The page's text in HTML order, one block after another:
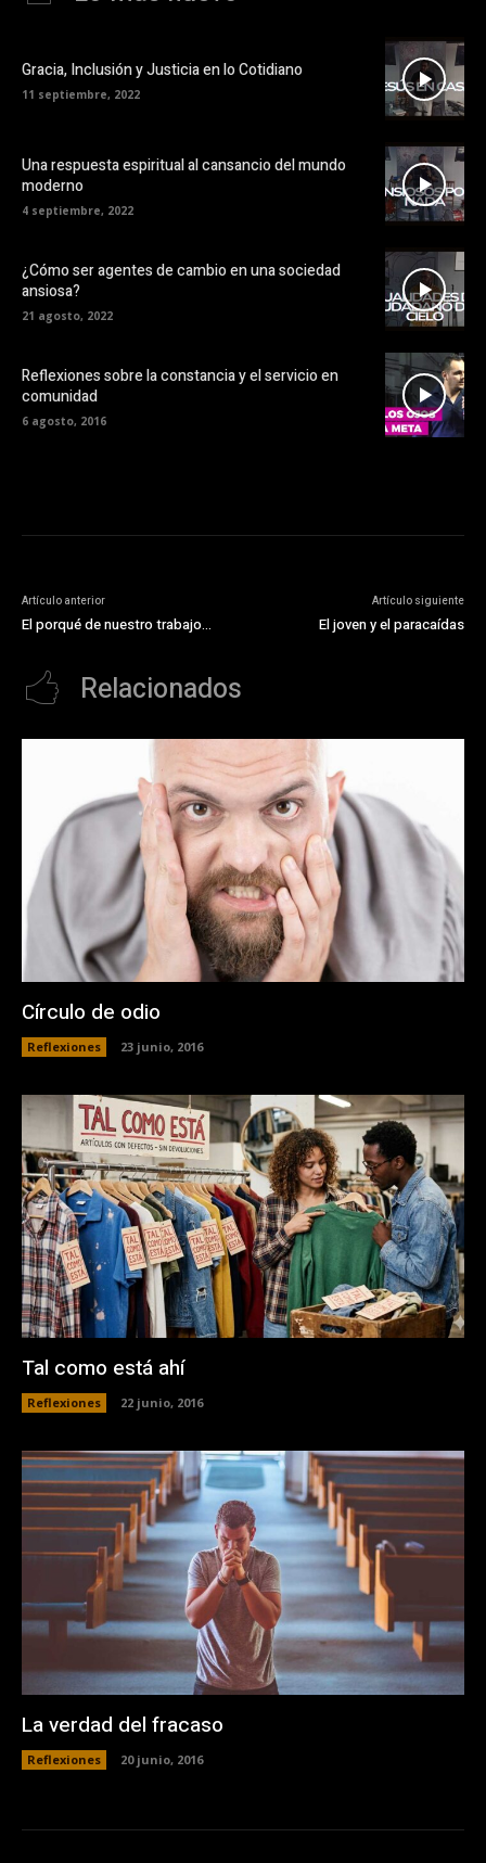
Gracia, Inclusión y Justicia en lo Cotidiano
11 septiembre, 2022
Una respuesta espiritual al cansancio del mundo
moderno
4 septiembre, 2022
¿Cómo ser agentes de cambio en una sociedad
ansiosa?
21 agosto, 2022
Reflexiones sobre la constancia y el servicio en
comunidad
6 agosto, 2016
Artículo anterior
El porqué de nuestro trabajo…
Artículo siguiente
El joven y el paracaídas
Relacionados
Círculo de odio
Reflexiones 23 junio, 2016
Tal como está ahí
Reflexiones 22 junio, 2016
La verdad del fracaso
Reflexiones 20 junio, 2016